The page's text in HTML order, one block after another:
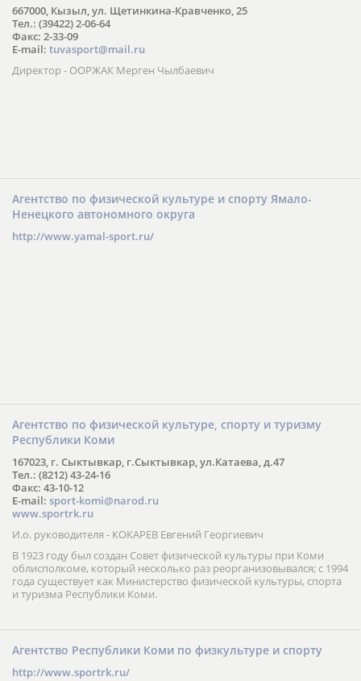
667000, Кызыл, ул. Щетинкина-Кравченко, 25
Тел.: (39422) 2-06-64
Факс: 2-33-09
E-mail: tuvasport@mail.ru
Директор - ООРЖАК Мерген Чылбаевич
Агентство по физической культуре и спорту Ямало-
Ненецкого автономного округа
http://www.yamal-sport.ru/
Агентство по физической культуре, спорту и туризму
Республики Коми
167023, г. Сыктывкар, г.Сыктывкар, ул.Катаева, д.47
Тел.: (8212) 43-24-16
Факс: 43-10-12
E-mail: sport-komi@narod.ru
www.sportrk.ru
И.о. руководителя - КОКАРЕВ Евгений Георгиевич
В 1923 году был создан Совет физической культуры при Коми
облисполкоме, который несколько раз реорганизовывался; с 1994
года существует как Министерство физической культуры, спорта
и туризма Республики Коми.
Агентство Республики Коми по физкультуре и спорту
http://www.sportrk.ru/